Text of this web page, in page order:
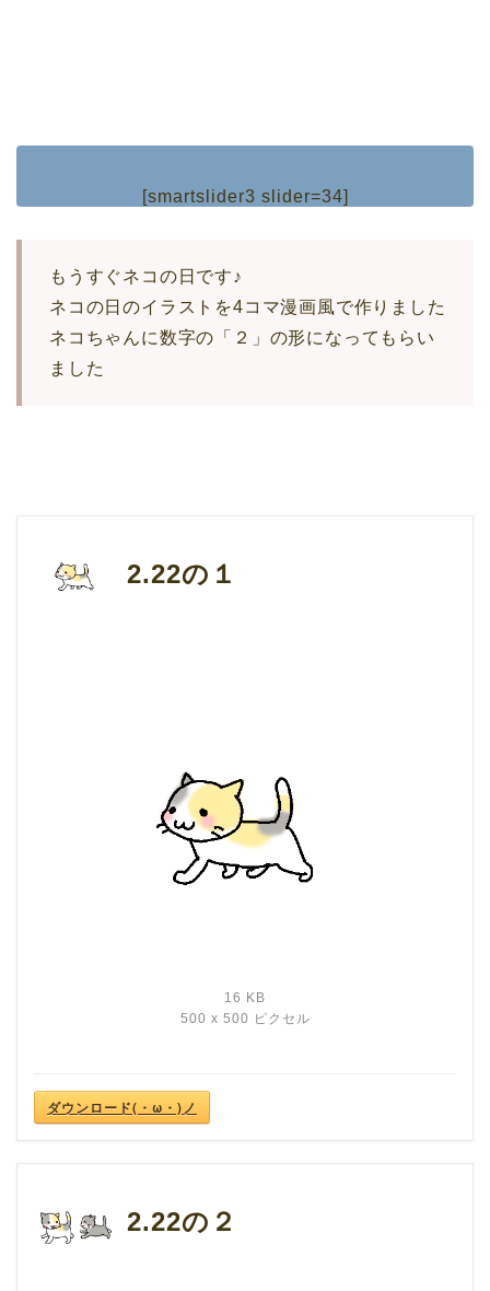
[smartslider3 slider=34]
もうすぐネコの日です♪
ネコの日のイラストを4コマ漫画風で作りました
ネコちゃんに数字の「２」の形になってもらい
ました
2.22の１
16 KB
500 x 500 ピクセル
ダウンロード(・ω・)ノ
2.22の２